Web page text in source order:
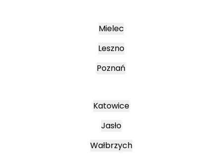
Mielec
Leszno
Poznań
Katowice
Jasło
Wałbrzych